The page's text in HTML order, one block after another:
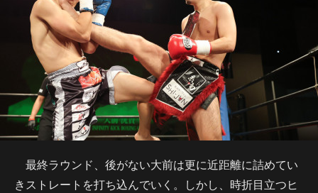
最終ラウンド、後がない大前は更に近距離に詰めてい
きストレートを打ち込んでいく。しかし、時折目立つヒ